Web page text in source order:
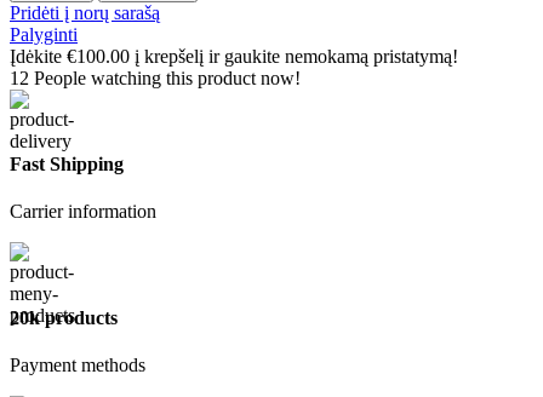
Pridėti į norų sarašą
Palyginti
Įdėkite €100.00 į krepšelį ir gaukite nemokamą pristatymą!
12 People watching this product now!
Fast Shipping
Carrier information
20k products
Payment methods